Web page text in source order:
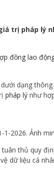
trị pháp lý
đồng lao
dạng
pháp lý như
2026. Ảnh
thủ quy
dữ liệu cá